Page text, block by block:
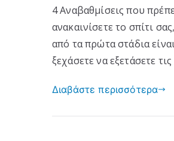
Αναβαθμίσεις
που
πρέπει
να
κατά
διάρκεια
4 Αναβαθμίσεις που
ανακαινίσετε το σπίτι
από τα πρώτα στάδια
ξεχάσετε να εξετάσετε
Διαβάστε περισσότερα